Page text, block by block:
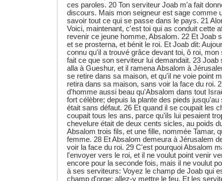
ces paroles. 20 Ton serviteur Joab m'a fait
discours. Mais mon seigneur est sage comme
savoir tout ce qui se passe dans le pays. 21
Voici, maintenant, c'est toi qui as conduit cette
revenir ce jeune homme, Absalom. 22 Et Joab
et se prosterna, et bénit le roi. Et Joab dit:
connu qu'il a trouvé grâce devant toi, ô roi, mon
fait ce que son serviteur lui demandait. 23 Joab
alla à Gueshur, et il ramena Absalom à
se retire dans sa maison, et qu'il ne voie point
retira dans sa maison, sans voir la face du roi.
d'homme aussi beau qu'Absalom dans tout
fort célèbre; depuis la plante des pieds
était sans défaut. 26 Et quand il se coupait les
coupait tous les ans, parce qu'ils lui pesaient
chevelure était de deux cents sicles, au poids
Absalom trois fils, et une fille, nommée Tamar,
femme. 28 Et Absalom demeura à Jérusalem
voir la face du roi. 29 C'est pourquoi Absalom
l'envoyer vers le roi, et il ne voulut point venir
encore pour la seconde fois, mais il ne voulut
à ses serviteurs: Voyez le champ de Joab qui
champ d'orge; allez-y mettre le feu. Et les